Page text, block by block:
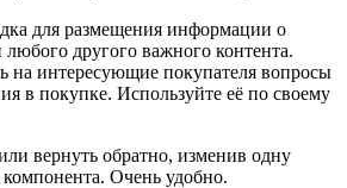
для размещения информации о
любого другого важного контента.
на интересующие покупателя вопросы
в покупке. Используйте её по своему
вернуть обратно, изменив одну
компонента. Очень удобно.